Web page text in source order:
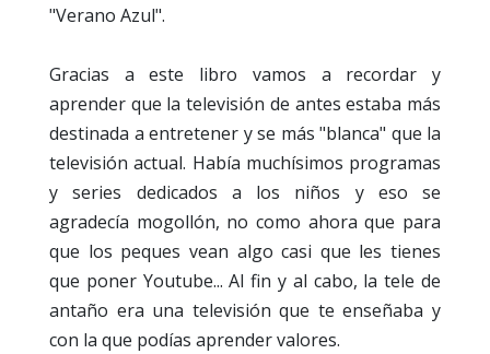
"Verano Azul".
Gracias a este libro vamos a recordar y
aprender que la televisión de antes estaba más
destinada a entretener y se más "blanca" que la
televisión actual. Había muchísimos programas
y series dedicados a los niños y eso se
agradecía mogollón, no como ahora que para
que los peques vean algo casi que les tienes
que poner Youtube... Al fin y al cabo, la tele de
antaño era una televisión que te enseñaba y
con la que podías aprender valores.